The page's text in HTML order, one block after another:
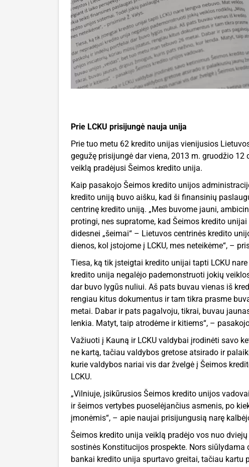
Prie LCKU prisijungė nauja unija
Prie tuo metu 62 kredito unijas vienijusios
gegužę prisijungė dar viena, 2013 m. gruodžio
veiklą pradėjusi Šeimos kredito unija.
Kaip pasakojo Šeimos kredito unijos
kredito uniją buvo aišku, kad ši finansinių
centrinę kredito uniją. „Mes buvome jauni,
protingi, nes supratome, kad Šeimos kredito
didesnei „šeimai“ – Lietuvos centrinės kredito
dienos, kol įstojome į LCKU, mes neteikėme“, –
Tiesa, ką tik įsteigtai kredito unijai tapti LCKU
kredito unija negalėjo pademonstruoti jokių
dar buvo lygūs nuliui. Aš pats buvau vienas iš
rengiau kitus dokumentus ir tam tikra prasme
metai. Dabar ir pats pagalvoju, tikrai, buvau
lenkia. Matyt, taip atrodėme ir kitiems“, –
Važiuoti į Kauną ir LCKU valdybai įrodinėti savo
ne kartą, tačiau valdybos gretose atsirado ir
kurie valdybos nariai vis dar žvelgė į Šeimos
LCKU.
„Vilniuje, įsikūrusios Šeimos kredito unijos
ir šeimos vertybes puoselėjančius asmenis, po
įmonėmis“, – apie naujai prisijungusią narę
Šeimos kredito unija veiklą pradėjo vos nuo
sostinės Konstitucijos prospekte. Nors siūlydama
bankai kredito unija spurtavo greitai, tačiau kartu